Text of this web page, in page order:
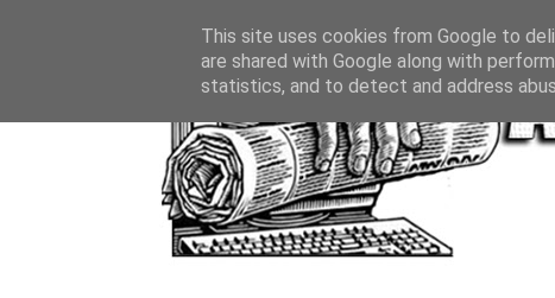
This site uses cookies from Google to
are shared with Google along with
statistics, and to detect and address